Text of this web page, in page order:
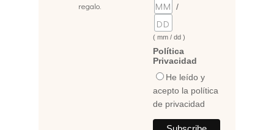
regalo.
/
( mm / dd )
Política
Privacidad
He leído y
acepto la política
de privacidad